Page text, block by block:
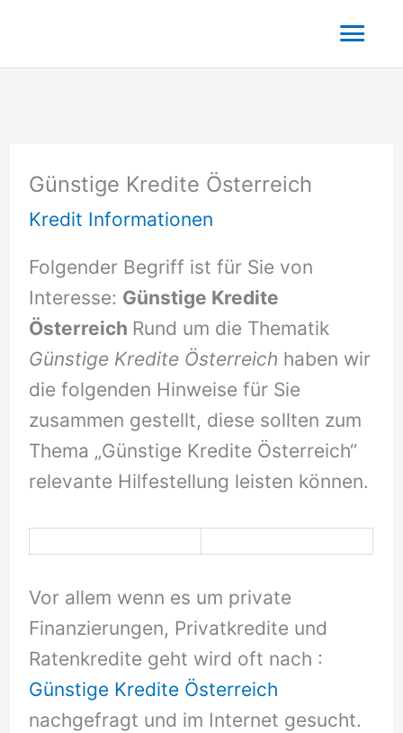
springen
Günstige Kredite Österreich
Kredit Informationen
Folgender Begriff ist für Sie von
Interesse: Günstige Kredite
Österreich Rund um die Thematik
Günstige Kredite Österreich haben wir
die folgenden Hinweise für Sie
zusammen gestellt, diese sollten zum
Thema „Günstige Kredite Österreich“
relevante Hilfestellung leisten können.
Vor allem wenn es um private
Finanzierungen, Privatkredite und
Ratenkredite geht wird oft nach :
Günstige Kredite Österreich
nachgefragt und im Internet gesucht.